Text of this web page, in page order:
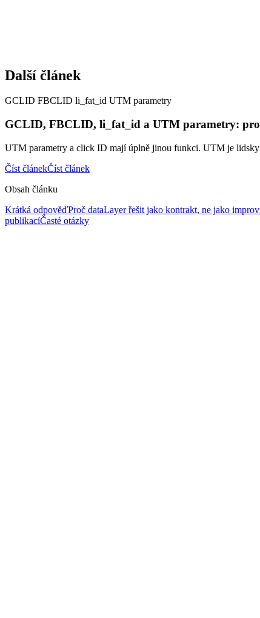
Další článek
GCLID FBCLID li_fat_id UTM parametry
GCLID, FBCLID, li_fat_id a UTM parametry:
UTM parametry a click ID mají úplně jinou funkci. UTM je
Číst článekČíst článek
Obsah článku
Krátká odpověďProč dataLayer řešit jako kontrakt, ne jako
publikacíČasté otázky